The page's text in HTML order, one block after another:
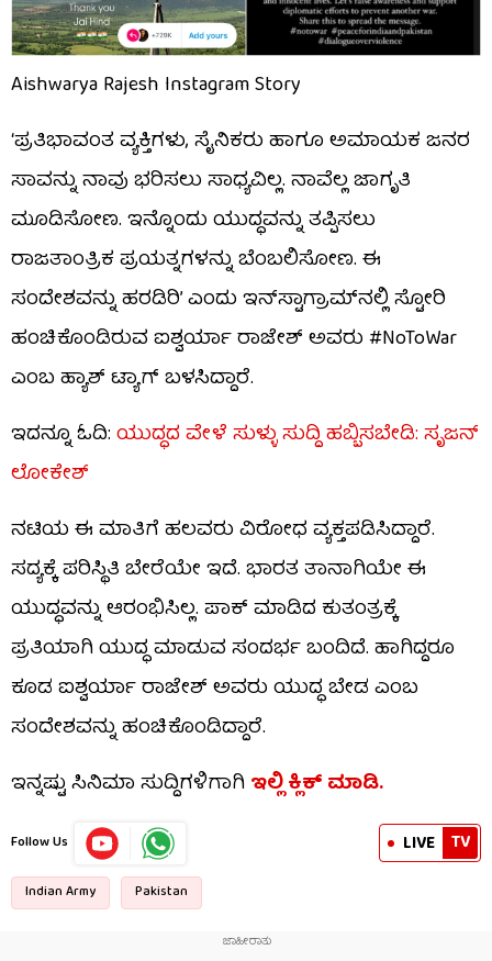
Aishwarya Rajesh Instagram Story
‘ಪ್ರತಿಭಾವಂತ ವ್ಯಕ್ತಿಗಳು, ಸೈನಿಕರು ಹಾಗೂ ಅಮಾಯಕ ಜನರ
ಸಾವನ್ನು ನಾವು ಭರಿಸಲು ಸಾಧ್ಯವಿಲ್ಲ. ನಾವೆಲ್ಲ ಜಾಗೃತಿ
ಮೂಡಿಸೋಣ. ಇನ್ನೊಂದು ಯುದ್ಧವನ್ನು ತಪ್ಪಿಸಲು
ರಾಜತಾಂತ್ರಿಕ ಪ್ರಯತ್ನಗಳನ್ನು ಬೆಂಬಲಿಸೋಣ. ಈ
ಸಂದೇಶವನ್ನು ಹರಡಿರಿ’ ಎಂದು ಇನ್​ಸ್ಟಾಗ್ರಾಮ್​ನಲ್ಲಿ ಸ್ಟೋರಿ
ಹಂಚಿಕೊಂಡಿರುವ ಐಶ್ವರ್ಯಾ ರಾಜೇಶ್ ಅವರು #NoToWar
ಎಂಬ ಹ್ಯಾಶ್​ ಟ್ಯಾಗ್ ಬಳಸಿದ್ದಾರೆ.
ಇದನ್ನೂ ಓದಿ:ಯುದ್ಧದ ವೇಳೆ ಸುಳ್ಳು ಸುದ್ದಿ ಹಬ್ಬಿಸಬೇಡಿ: ಸೃಜನ್
ಲೋಕೇಶ್
ನಟಿಯ ಈ ಮಾತಿಗೆ ಹಲವರು ವಿರೋಧ ವ್ಯಕ್ತಪಡಿಸಿದ್ದಾರೆ.
ಸದ್ಯಕ್ಕೆ ಪರಿಸ್ಥಿತಿ ಬೇರೆಯೇ ಇದೆ. ಭಾರತ ತಾನಾಗಿಯೇ ಈ
ಯುದ್ಧವನ್ನು ಆರಂಭಿಸಿಲ್ಲ. ಪಾಕ್ ಮಾಡಿದ ಕುತಂತ್ರಕ್ಕೆ
ಪ್ರತಿಯಾಗಿ ಯುದ್ಧ ಮಾಡುವ ಸಂದರ್ಭ ಬಂದಿದೆ. ಹಾಗಿದ್ದರೂ
ಕೂಡ ಐಶ್ವರ್ಯಾ ರಾಜೇಶ್ ಅವರು ಯುದ್ಧ ಬೇಡ ಎಂಬ
ಸಂದೇಶವನ್ನು ಹಂಚಿಕೊಂಡಿದ್ದಾರೆ.
ಇನ್ನಷ್ಟು ಸಿನಿಮಾ ಸುದ್ದಿಗಳಿಗಾಗಿಇಲ್ಲಿ ಕ್ಲಿಕ್​ ಮಾಡಿ.
Follow Us LIVE TV
Indian Army Pakistan